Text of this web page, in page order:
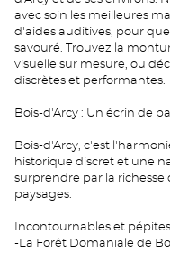
avec soin les meilleures
d'aides auditives, pour
savouré. Trouvez la
visuelle sur mesure, ou
discrètes et performantes.
Bois-d'Arcy : Un écrin de
Bois-d'Arcy, c'est
historique discret et une
surprendre par la richesse
paysages.
Incontournables et pépites
-La Forêt Domaniale de